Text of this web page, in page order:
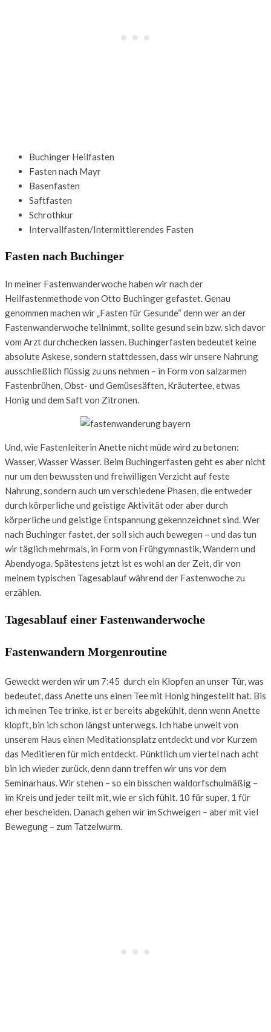
Buchinger Heilfasten
Fasten nach Mayr
Basenfasten
Saftfasten
Schrothkur
Intervallfasten/Intermittierendes Fasten
Fasten nach Buchinger
In meiner Fastenwanderwoche haben wir nach der
Heilfastenmethode von Otto Buchinger gefastet. Genau
genommen machen wir „Fasten für Gesunde“ denn wer an der
Fastenwanderwoche teilnimmt, sollte gesund sein bzw. sich davor
vom Arzt durchchecken lassen. Buchingerfasten bedeutet keine
absolute Askese, sondern stattdessen, dass wir unsere Nahrung
ausschließlich flüssig zu uns nehmen – in Form von salzarmen
Fastenbrühen, Obst- und Gemüsesäften, Kräutertee, etwas
Honig und dem Saft von Zitronen.
Und, wie Fastenleiterin Anette nicht müde wird zu betonen:
Wasser, Wasser Wasser. Beim Buchingerfasten geht es aber nicht
nur um den bewussten und freiwilligen Verzicht auf feste
Nahrung, sondern auch um verschiedene Phasen, die entweder
durch körperliche und geistige Aktivität oder aber durch
körperliche und geistige Entspannung gekennzeichnet sind. Wer
nach Buchinger fastet, der soll sich auch bewegen – und das tun
wir täglich mehrmals, in Form von Frühgymnastik, Wandern und
Abendyoga. Spätestens jetzt ist es wohl an der Zeit, dir von
meinem typischen Tagesablauf während der Fastenwoche zu
erzählen.
Tagesablauf einer Fastenwanderwoche
Fastenwandern Morgenroutine
Geweckt werden wir um 7:45 durch ein Klopfen an unser Tür, was
bedeutet, dass Anette uns einen Tee mit Honig hingestellt hat. Bis
ich meinen Tee trinke, ist er bereits abgekühlt, denn wenn Anette
klopft, bin ich schon längst unterwegs. Ich habe unweit von
unserem Haus einen Meditationsplatz entdeckt und vor Kurzem
das Meditieren für mich entdeckt. Pünktlich um viertel nach acht
bin ich wieder zurück, denn dann treffen wir uns vor dem
Seminarhaus. Wir stehen – so ein bisschen waldorfschulmäßig –
im Kreis und jeder teilt mit, wie er sich fühlt. 10 für super, 1 für
eher bescheiden. Danach gehen wir im Schweigen – aber mit viel
Bewegung – zum Tatzelwurm.